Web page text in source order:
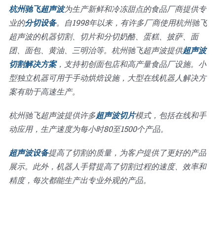
杭州驰飞超声波为生产新鲜和冷冻甜点的食品厂商提供专
业的分切设备。自1998年以来，有许多厂商使用杭州驰飞
超声波的机器切割、切片和分切奶酪、蛋糕、披萨、面
团、面包、黄油、三明治等。杭州驰飞超声波提供超声波
切割解决方案，支持初创面包店和高产量食品厂设施。小
型独立机器可用于手动烘焙设施，大型在线机器人解决方
案有助于高速生产。
杭州驰飞超声波提供许多超声波切片模式，包括在线和手
动应用，生产速度为每小时80至1500个产品。
超声波设备提高了切割的质量，为客户提供了更好的产品
展示。此外，机器人手臂提高了切割过程的速度、效率和
精度，每次都能生产出专业外观的产品。